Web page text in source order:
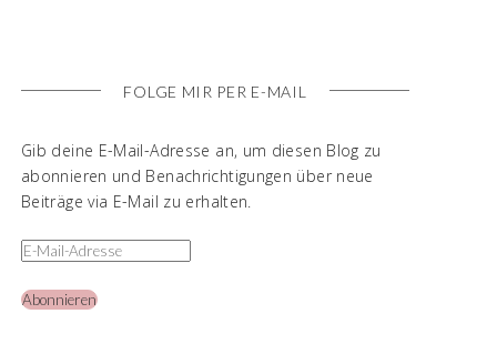
FOLGE MIR PER E-MAIL
Gib deine E-Mail-Adresse an, um diesen Blog zu
abonnieren und Benachrichtigungen über neue
Beiträge via E-Mail zu erhalten.
Abonnieren